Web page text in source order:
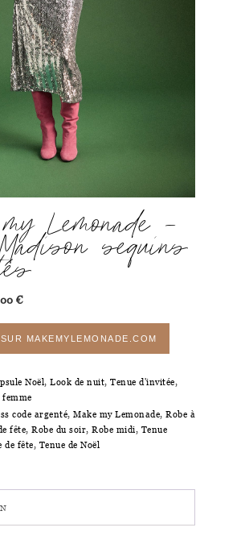
Lemonade –
sequins
:
€Le
actuel
est :
MAKEMYLEMONADE.COM
Noël, Look de nuit, Tenue d'invitée,
femme
code argenté, Make my Lemonade, Robe à
fête, Robe du soir, Robe midi, Tenue
de fête, Tenue de Noël